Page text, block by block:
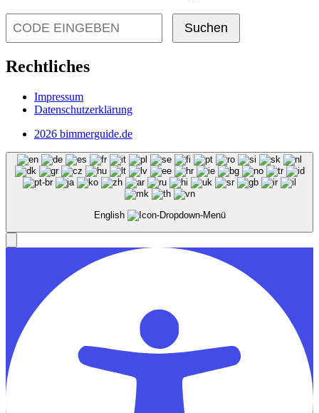
Suchen
Rechtliches
Impressum
Datenschutzerklärung
2026 bimmerguide.de
English